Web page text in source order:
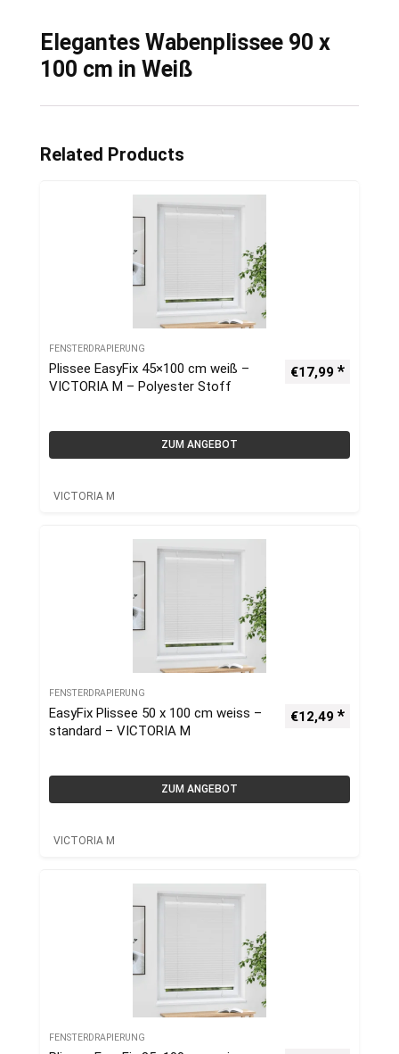
Elegantes Wabenplissee 90 x
100 cm in Weiß
Related Products
FENSTERDRAPIERUNG
Plissee EasyFix 45×100 cm weiß –
VICTORIA M – Polyester Stoff
€17,99
ZUM ANGEBOT
VICTORIA M
FENSTERDRAPIERUNG
EasyFix Plissee 50 x 100 cm weiss –
standard – VICTORIA M
€12,49
ZUM ANGEBOT
VICTORIA M
FENSTERDRAPIERUNG